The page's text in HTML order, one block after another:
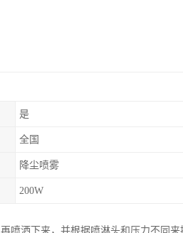
是
全国
降尘喷雾
200W
喷洒下来，并根据喷淋头和压力不同来